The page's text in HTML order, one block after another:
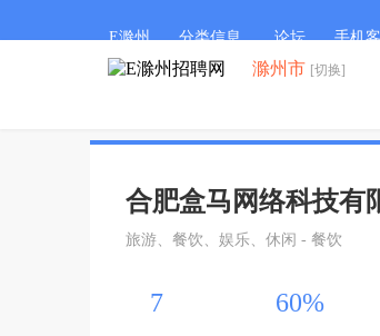
E滁州 分类信息 论坛 手机
滁州市 [切换]
合肥盒马网络科技有
旅游、餐饮、娱乐、休闲 - 餐饮
7 60%